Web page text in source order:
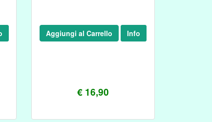
€ 16,90
Aggiungi al Carrello Info